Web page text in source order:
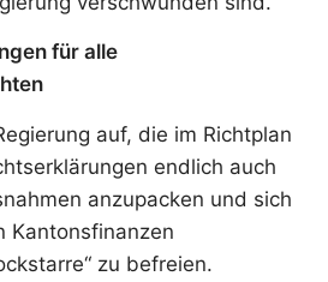
für alle
auf, die im Richtplan
endlich auch
anzupacken und sich
Kantonsfinanzen
zu befreien.